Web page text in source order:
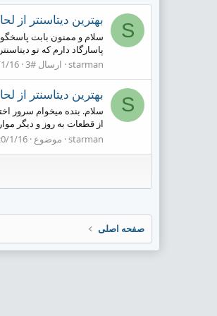
S بهترین دیتاسنتر از
پاسارگاد دارم که تو
starman ارسال #3 16
S بهترین دیتاسنتر از
سلام. بنده میخوام سرور
از قطعات به روز و دیگر
starman موضوع 1/16
صفحه اصلی